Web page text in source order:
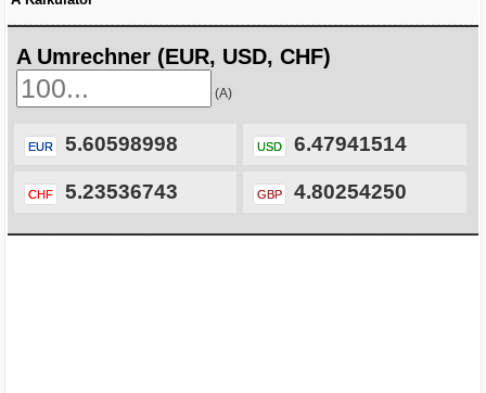
A Umrechner (EUR, USD, CHF)
(A)
EUR 5.60598998 USD 6.47941514
CHF 5.23536743 GBP 4.80254250